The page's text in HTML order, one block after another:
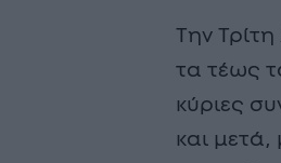
Την
τα τέως
κύριες
και